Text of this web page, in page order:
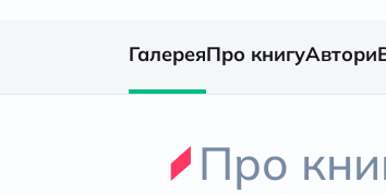
ГалереяПро книгуАвтори
Про